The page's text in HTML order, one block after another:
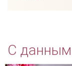
С данным